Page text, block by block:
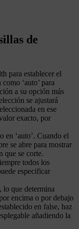
de
para establecer el
‘auto’ para
a su opción más
se ajustará
en ese
exacto, por
en ‘auto’. Cuando el
se abre para mostrar
que se corte.
todos los
especificar
lo que determina
encima o por debajo
en false, haz
añadiendo la